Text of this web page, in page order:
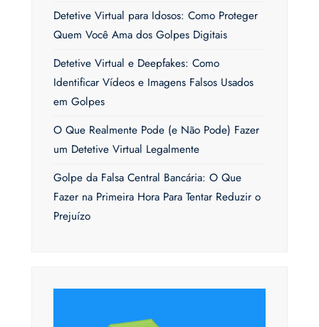
Detetive Virtual para Idosos: Como Proteger
Quem Você Ama dos Golpes Digitais
Detetive Virtual e Deepfakes: Como
Identificar Vídeos e Imagens Falsos Usados
em Golpes
O Que Realmente Pode (e Não Pode) Fazer
um Detetive Virtual Legalmente
Golpe da Falsa Central Bancária: O Que
Fazer na Primeira Hora Para Tentar Reduzir o
Prejuízo